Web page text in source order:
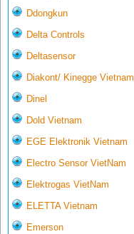
Ddongkun
Delta Controls
Deltasensor
Diakont/ Kinegge Vietnam
Dinel
Dold Vietnam
EGE Elektronik Vietnam
Electro Sensor VietNam
Elektrogas VietNam
ELETTA Vietnam
Emerson